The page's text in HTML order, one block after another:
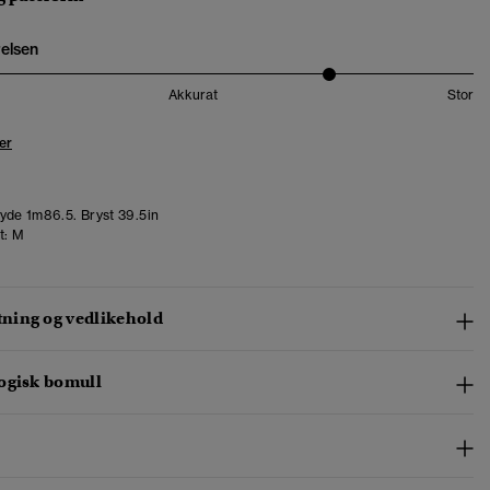
Akkurat Stor
1m86.5. Bryst 39.5in
M
og vedlikehold
bomull